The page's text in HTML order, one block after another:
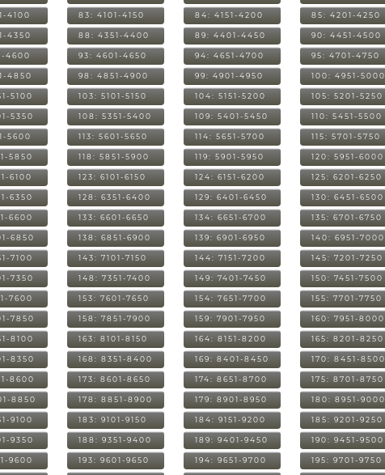
4100 83: 4101-4150 84: 4151-4200 85: 4201-4250
4350 88: 4351-4400 89: 4401-4450 90: 4451-4500
4600 93: 4601-4650 94: 4651-4700 95: 4701-4750
4850 98: 4851-4900 99: 4901-4950 100: 4951-5000
5100 103: 5101-5150 104: 5151-5200 105: 5201-5250
5350 108: 5351-5400 109: 5401-5450 110: 5451-5500
5600 113: 5601-5650 114: 5651-5700 115: 5701-5750
5850 118: 5851-5900 119: 5901-5950 120: 5951-6000
6100 123: 6101-6150 124: 6151-6200 125: 6201-6250
6350 128: 6351-6400 129: 6401-6450 130: 6451-6500
6600 133: 6601-6650 134: 6651-6700 135: 6701-6750
6850 138: 6851-6900 139: 6901-6950 140: 6951-7000
7100 143: 7101-7150 144: 7151-7200 145: 7201-7250
7350 148: 7351-7400 149: 7401-7450 150: 7451-7500
7600 153: 7601-7650 154: 7651-7700 155: 7701-7750
7850 158: 7851-7900 159: 7901-7950 160: 7951-8000
8100 163: 8101-8150 164: 8151-8200 165: 8201-8250
8350 168: 8351-8400 169: 8401-8450 170: 8451-8500
8600 173: 8601-8650 174: 8651-8700 175: 8701-8750
8850 178: 8851-8900 179: 8901-8950 180: 8951-9000
9100 183: 9101-9150 184: 9151-9200 185: 9201-9250
9350 188: 9351-9400 189: 9401-9450 190: 9451-9500
9600 193: 9601-9650 194: 9651-9700 195: 9701-9750